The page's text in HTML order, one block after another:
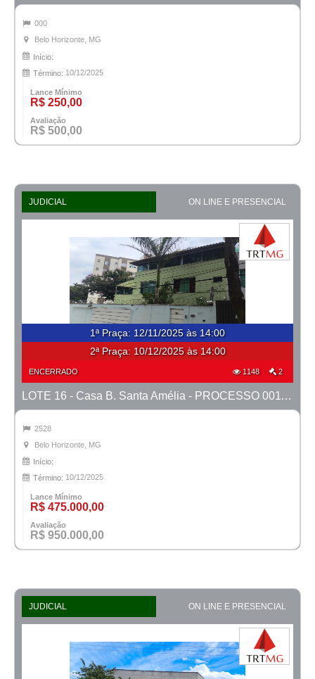
000
Belo Horizonte, MG
Início:
Término: 10/12/2025
Lance Mínimo
R$ 250,00
Avaliação
R$ 500,00
JUDICIAL ON LINE E PRESENCIAL
1ª Praça: 12/11/2025 às 14:00
2ª Praça: 10/12/2025 às 14:00
ENCERRADO 1148 2
LOTE 16 - Casa B. Santa Amélia - PROCESSO 0011392-75.2017-19ª BH
2528
Belo Horizonte, MG
Início:
Término: 10/12/2025
Lance Mínimo
R$ 475.000,00
Avaliação
R$ 950.000,00
JUDICIAL ON LINE E PRESENCIAL